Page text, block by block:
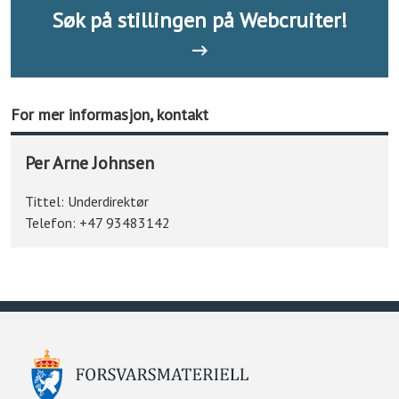
Søk på stillingen på Webcruiter!
For mer informasjon, kontakt
Per Arne Johnsen
Tittel: Underdirektør
Telefon: +47 93483142